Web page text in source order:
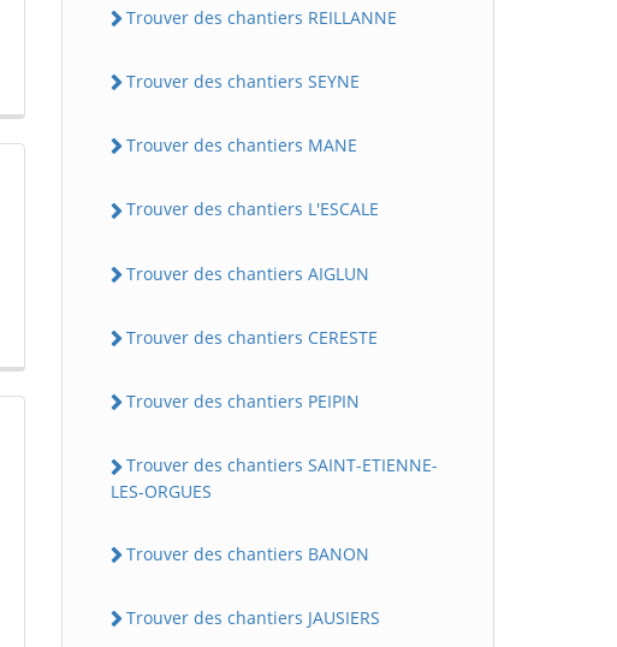
Trouver des chantiers REILLANNE
Trouver des chantiers SEYNE
Trouver des chantiers MANE
Trouver des chantiers L'ESCALE
Trouver des chantiers AIGLUN
Trouver des chantiers CERESTE
Trouver des chantiers PEIPIN
Trouver des chantiers SAINT-ETIENNE-
LES-ORGUES
Trouver des chantiers BANON
Trouver des chantiers JAUSIERS